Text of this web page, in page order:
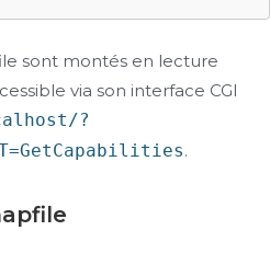
sont montés en lecture
via son interface CGI
?
.